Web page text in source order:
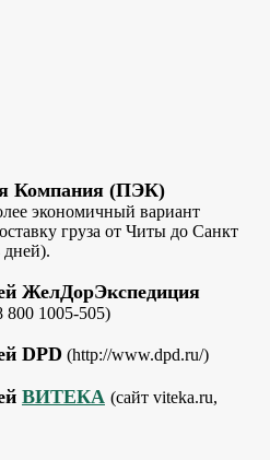
Компания (ПЭК)
экономичный вариант
груза от Читы до Санкт
дней).
ЖелДорЭкспедиция
800 1005-505)
DPD (http://www.dpd.ru/)
ВИТЕКА (сайт viteka.ru,